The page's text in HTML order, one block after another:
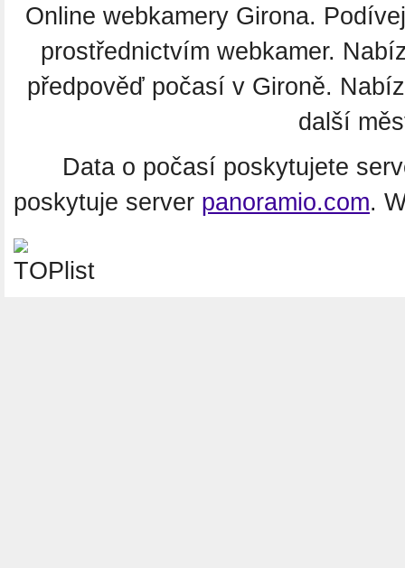
Online webkamery Girona.
prostřednictvím webkamer.
předpověď počasí v Gironě.
další
Data o počasí poskytujete
poskytuje server panoramio.com.